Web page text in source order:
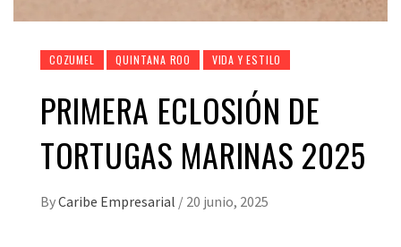
COZUMEL QUINTANA ROO VIDA Y ESTILO
PRIMERA ECLOSIÓN DE
TORTUGAS MARINAS 2025
ByCaribe Empresarial / 20 junio, 2025